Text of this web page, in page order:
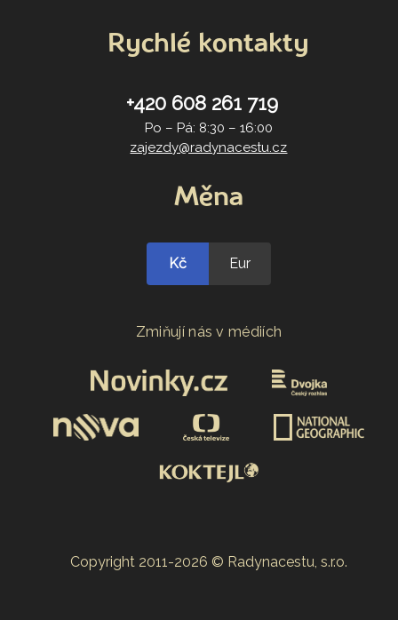
Rychlé kontakty
+420 608 261 719
Po – Pá: 8:30 – 16:00
zajezdy@radynacestu.cz
Měna
Kč Eur
Zmiňují nás v médiích
Copyright 2011-2026 © Radynacestu, s.r.o.